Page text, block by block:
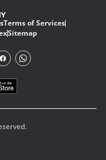
Terms of Services
Sitemap